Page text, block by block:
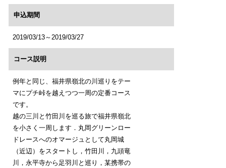
申込期間
2019/03/13～2019/03/27
コース説明
例年と同じ、福井県嶺北の川巡りをテー
マにプチ峠を越えつつ一周の定番コース
です。
越の三川と竹田川を巡る旅で福井県嶺北
を小さく一周します．丸岡グリーンロー
ドレースへのオマージュとして丸岡城
（近辺）をスタートし，竹田川，九頭竜
川，永平寺から足羽川と巡り，某携帯の